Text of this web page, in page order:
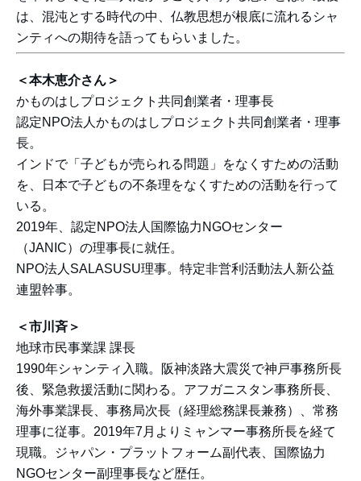
は、混沌とする時代の中、仏教思想が根底に流れるシャ
ンティへの期待を語ってもらいました。
＜本木恵介さん＞
かものはしプロジェクト共同創業者・理事長
認定NPO法人かものはしプロジェクト共同創業者・理事
長。
インドで「子どもが売られる問題」をなくすための活動
を、日本で子どもの不条理をなくすための活動を行って
いる。
2019年、認定NPO法人国際協力NGOセンター
（JANIC）の理事長に就任。
NPO法人SALASUSU理事。特定非営利活動法人新公益
連盟幹事。
＜市川斉＞
地球市民事業課 課長
1990年シャンティ入職。阪神淡路大震災で神戸事務所長
後、緊急救援活動に関わる。アフガニスタン事務所長、
海外事業課長、事務局次長（経理総務課長兼務）、常務
理事に従事。2019年7月よりミャンマー事務所長を経て
現職。ジャパン・プラットフォーム副代表、国際協力
NGOセンター副理事長など歴任。